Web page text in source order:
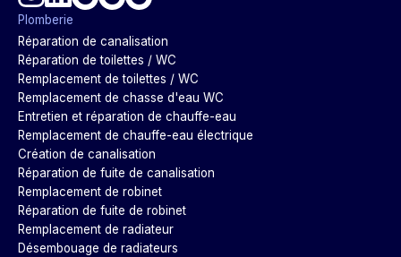
Plomberie
Réparation de canalisation
Réparation de toilettes / WC
Remplacement de toilettes / WC
Remplacement de chasse d'eau WC
Entretien et réparation de chauffe-eau
Remplacement de chauffe-eau électrique
Création de canalisation
Réparation de fuite de canalisation
Remplacement de robinet
Réparation de fuite de robinet
Remplacement de radiateur
Désembouage de radiateurs